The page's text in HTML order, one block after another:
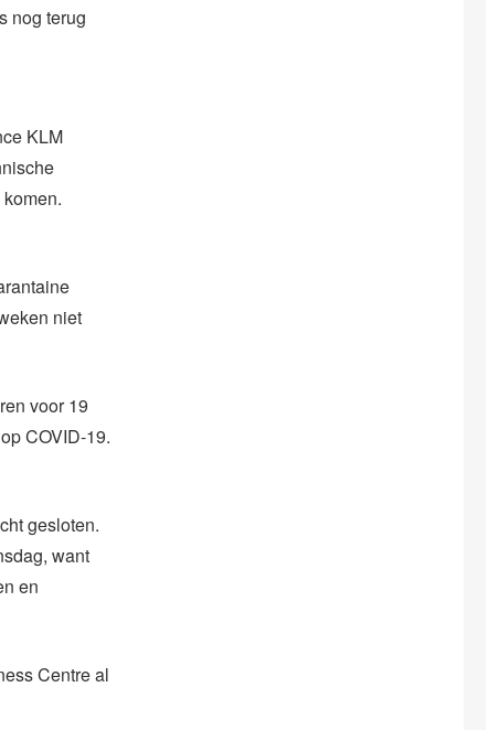
nog terug
KLM
niet
voor 19
COVID-19.
gesloten.
want
en
Centre al